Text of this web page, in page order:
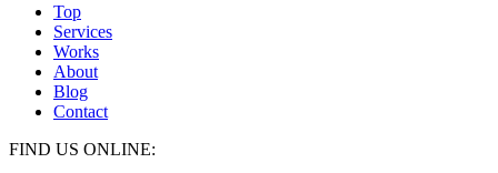
Top
Services
Works
About
Blog
Contact
FIND US ONLINE: